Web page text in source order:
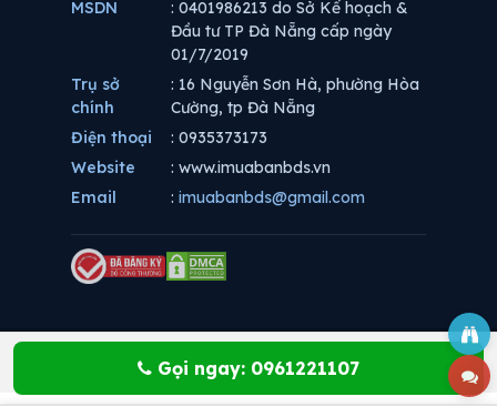
Gọi ngay: 0961221107
MSDN
: 0401986213 do Sở Kế hoạch &
Đầu tư TP Đà Nẵng cấp ngày
01/7/2019
Trụ sở
chính
: 16 Nguyễn Sơn Hà, phường Hòa
Cường, tp Đà Nẵng
Điện thoại
: 0935373173
Website
: www.imuabanbds.vn
Email
: imuabanbds@gmail.com